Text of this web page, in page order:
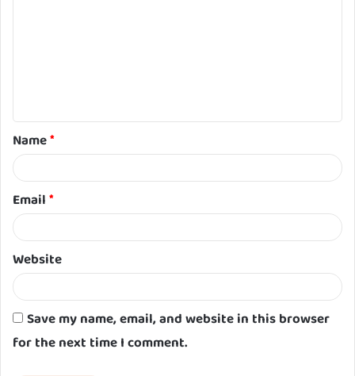
t
*
Name*
Email*
Website
Save my name, email, and website in this browser
for the next time I comment.